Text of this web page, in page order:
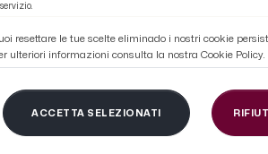
1-4,
servizio.
resettare le tue scelte eliminado i nostri cookie
ulteriori informazioni consulta la nostra Cookie Policy.
ACCETTA SELEZIONATI